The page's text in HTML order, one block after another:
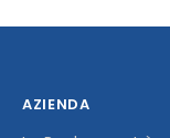
AZIENDA